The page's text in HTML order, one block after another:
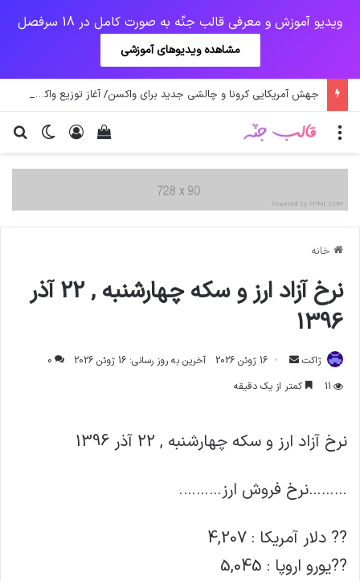
ویدیو آموزش و معرفی قالب جنّه به صورت کامل در 18 سرفصل
مشاهده ویدیوهای آموزشی
جهش آمریکایی کرونا و چالشی جدید برای واکسن/ آغاز توزیع واکسن از سوی اتحادیه کوواکس
تغییر ورود
دیدن سبد خرید منو
خانه
نرخ آزاد ارز و سکه چهارشنبه , 22 آذر
1396
ژاکت
ارسال
ایمیل
16 ژوئن 2026 آخرین به روز رسانی: 16 ژوئن 2026
0
11
کمتر از یک دقیقه
نرخ آزاد ارز و سکه چهارشنبه , 22 آذر 1396
………نرخ فروش ارز……….
?? دلار آمریکا : 4,207
??یورو اروپا : 5,045